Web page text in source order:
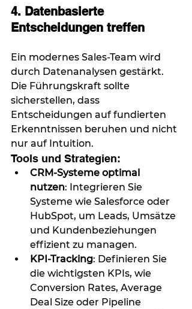
4. Datenbasierte
Entscheidungen treffen
Ein modernes Sales-Team wird
durch Datenanalysen gestärkt.
Die Führungskraft sollte
sicherstellen, dass
Entscheidungen auf fundierten
Erkenntnissen beruhen und nicht
nur auf Intuition.
Tools und Strategien:
CRM-Systeme optimal
nutzen: Integrieren Sie
Systeme wie Salesforce oder
HubSpot, um Leads, Umsätze
und Kundenbeziehungen
effizient zu managen.
KPI-Tracking: Definieren Sie
die wichtigsten KPIs, wie
Conversion Rates, Average
Deal Size oder Pipeline